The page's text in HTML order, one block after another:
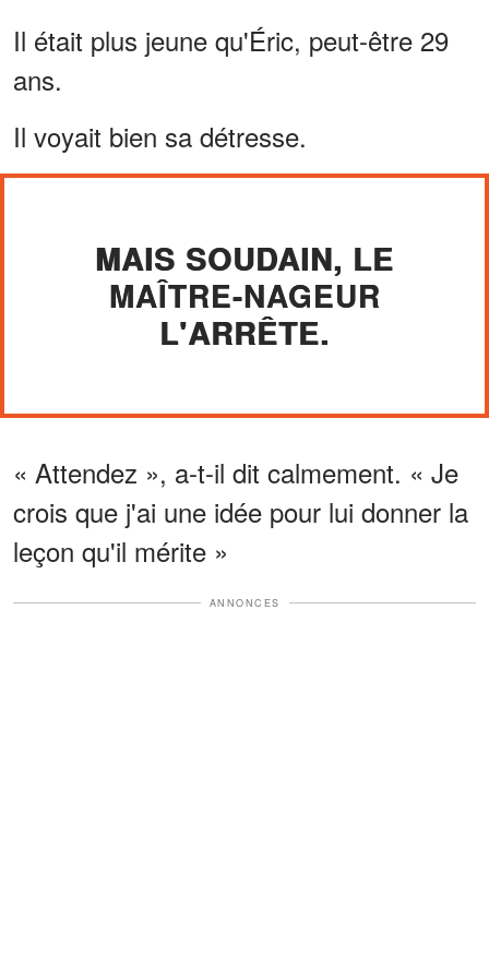
Il était plus jeune qu'Éric, peut-être 29
ans.
Il voyait bien sa détresse.
MAIS SOUDAIN, LE
MAÎTRE-NAGEUR
L'ARRÊTE.
« Attendez », a-t-il dit calmement. « Je
crois que j'ai une idée pour lui donner la
leçon qu'il mérite »
ANNONCES